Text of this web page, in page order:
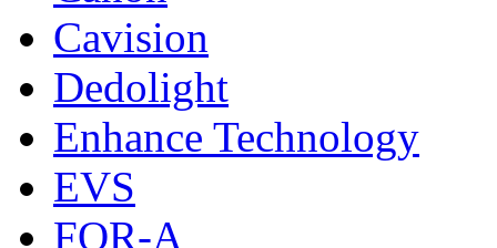
Cavision
Dedolight
Enhance Technology
EVS
FOR-A